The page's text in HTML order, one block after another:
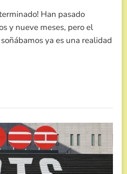
Han pasado
y nueve meses, pero el
ya es una realidad